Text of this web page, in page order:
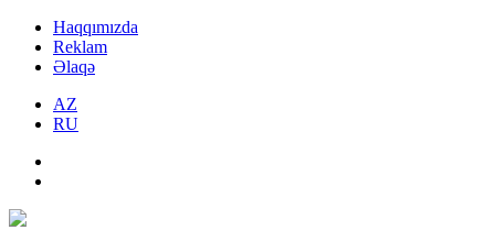
Haqqımızda
Reklam
Əlaqə
AZ
RU